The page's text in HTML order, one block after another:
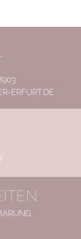
ERFURT.DE